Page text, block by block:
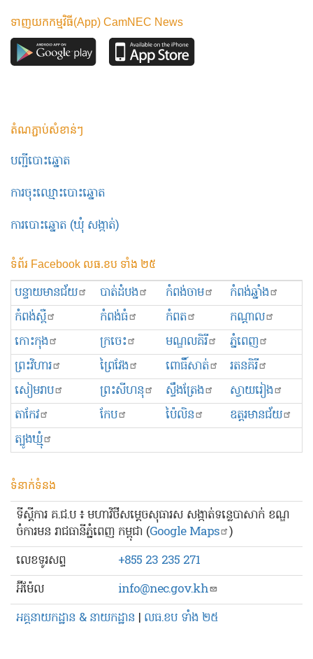
ទាញយកកម្មវិធី(App) CamNEC News
តំណភ្ជាប់សំខាន់ៗ
បញ្ជីបោះឆ្នោត
ការចុះឈ្មោះបោះឆ្នោត
ការបោះឆ្នោត (ឃុំ សង្កាត់)
ទំព័រ Facebook លធ.ខប ទាំង ២៥
បន្ទាយមានជ័យ បាត់ដំបង កំពង់ចាម
កំពង់ឆ្នាំង
កំពង់ស្ពឺ
កំពង់ធំ កំពត
កណ្ដាល
កោះកុង
ក្រចេះ មណ្ឌលគិរី
ភ្នំពេញ
ព្រះ​វិហារ
ព្រៃវែង ពោធិ៍សាត់
រតនគិរី
សៀមរាប
ព្រះសីហនុ ស្ទឹងត្រែង
ស្វាយរៀង
តាកែវ
កែប ប៉ៃលិន
ឧត្ដរមានជ័យ
ត្បូងឃ្មុំ
ទំនាក់ទំនង
ទីស្ដីការ គ.ជ.ប ៖ មហាវិថីសម្ដេចសុធារស សង្កាត់ទន្លេបាសាក់ ខណ្ឌ
ចំការមន រាជធានីភ្នំពេញ កម្ពុជា (Google Maps )
លេខ​ទូរសព្ទ
+855 23 235 271
អ៊ីម៉ែល
info@nec.gov.kh
អគ្គនាយកដ្ឋាន & នាយកដ្ឋាន | លធ.ខប ទាំង ២៥